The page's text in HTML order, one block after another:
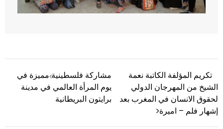
تصفّح المقالات
مشاركة فلسطينية مميزة في
يوم المرأة العالمي في مدينة
برايتون البريطانية
تكريم المؤلفة الكاتبة نعمة
الشيخ من المهرجان الدولي
لحقوق الانسان في المغرب بعد
إشهار فلم – اميرة